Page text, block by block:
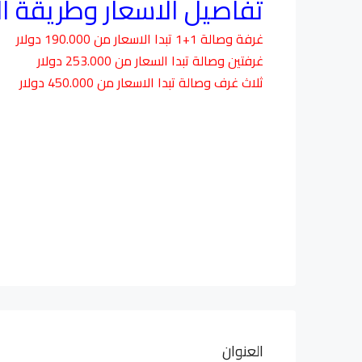
تفاصيل الاسعار وطريقة
غرفة وصالة 1+1 تبدا الاسعار من 190.000 دولار
غرفتين وصالة تبدا السعار من 253.000 دولار
ثلاث غرف وصالة تبدا الاسعار من 450.000 دولار
العنوان